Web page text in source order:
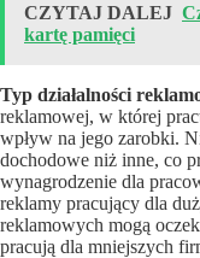
CZYTAJ DALEJ
kartę pamięci
Typ działalności
reklamowej, w której
wpływ na jego zarobki.
dochodowe niż inne, co
wynagrodzenie dla
reklamy pracujący dla
reklamowych mogą
pracują dla mniejszych